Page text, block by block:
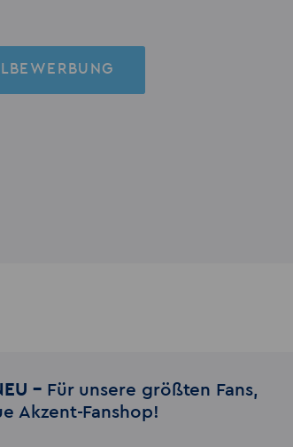
– Für unsere größten Fans,
Akzent-Fanshop!